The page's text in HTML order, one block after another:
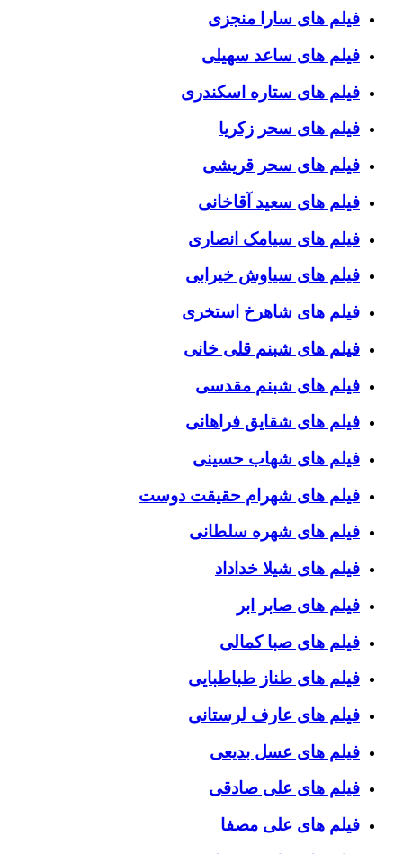
فیلم های سارا منجزی
فیلم های ساعد سهیلی
فیلم های ستاره اسکندری
فیلم های سحر زکریا
فیلم های سحر قریشی
فیلم های سعید آقاخانی
فیلم های سیامک انصاری
فیلم های سیاوش خیرابی
فیلم های شاهرخ استخری
فیلم های شبنم قلی خانی
فیلم های شبنم مقدسی
فیلم های شقایق فراهانی
فیلم های شهاب حسینی
فیلم های شهرام حقیقت دوست
فیلم های شهره سلطانی
فیلم های شیلا خداداد
فیلم های صابر ابر
فیلم های صبا کمالی
فیلم های طناز طباطبایی
فیلم های عارف لرستانی
فیلم های عسل بدیعی
فیلم های علی صادقی
فیلم های علی مصفا